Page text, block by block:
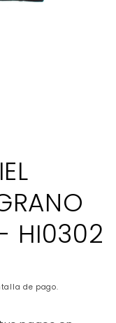
HI0302
de pago.